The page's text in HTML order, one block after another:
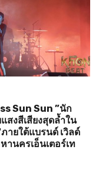
Sun Sun ”นัก
สงสีเสียงสุดล้ำใน
ายใต้แบรนด์ เวิลด์
านครเอ็นเตอร์เท